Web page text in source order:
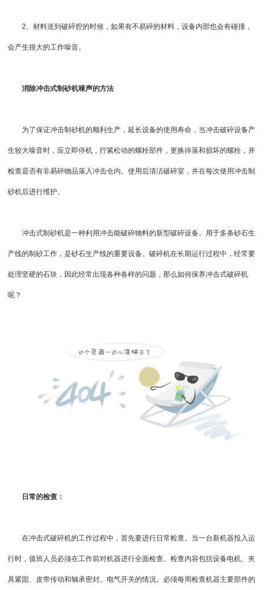
2、材料送到破碎腔的时候，如果有不易碎的材料，设备内部也会有碰撞，
会产生很大的工作噪音。
消除冲击式制砂机噪声的方法
为了保证冲击制砂机的顺利生产，延长设备的使用寿命，当冲击破碎设备产
生较大噪音时，应立即停机，拧紧松动的螺栓部件，更换掉落和损坏的螺栓，并
检查是否有非易碎物品落入冲击仓内。使用后清洁破碎室，并在每次使用冲击制
砂机后进行维护。
冲击式制砂机是一种利用冲击能破碎物料的新型破碎设备。用于多条砂石生
产线的制砂工作，是砂石生产线的重要设备。破碎机在长期运行过程中，经常要
处理坚硬的石块，因此经常出现各种各样的问题，那么如何保养冲击式破碎机
呢？
日常的检查：
在冲击式破碎机的工作过程中，首先要进行日常检查。当一台新机器投入运
行时，值班人员必须在工作前对机器进行全面检查。检查内容包括设备电机、夹
具紧固、皮带传动和轴承密封。电气开关的情况。必须每周检查机器主要部件的